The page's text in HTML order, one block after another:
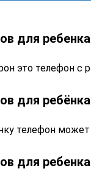
для
это телефон
для
телефон может
для